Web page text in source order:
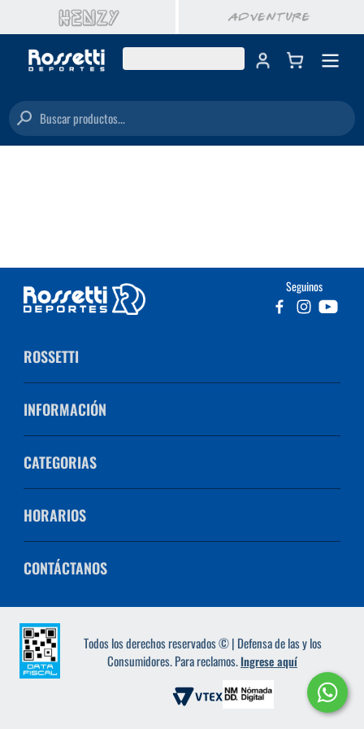
Buscar productos...
Seguinos
ROSSETTI
INFORMACIÓN
CATEGORIAS
HORARIOS
CONTÁCTANOS
Todos los derechos reservados © | Defensa de las y los
Consumidores. Para reclamos.Ingrese aquí